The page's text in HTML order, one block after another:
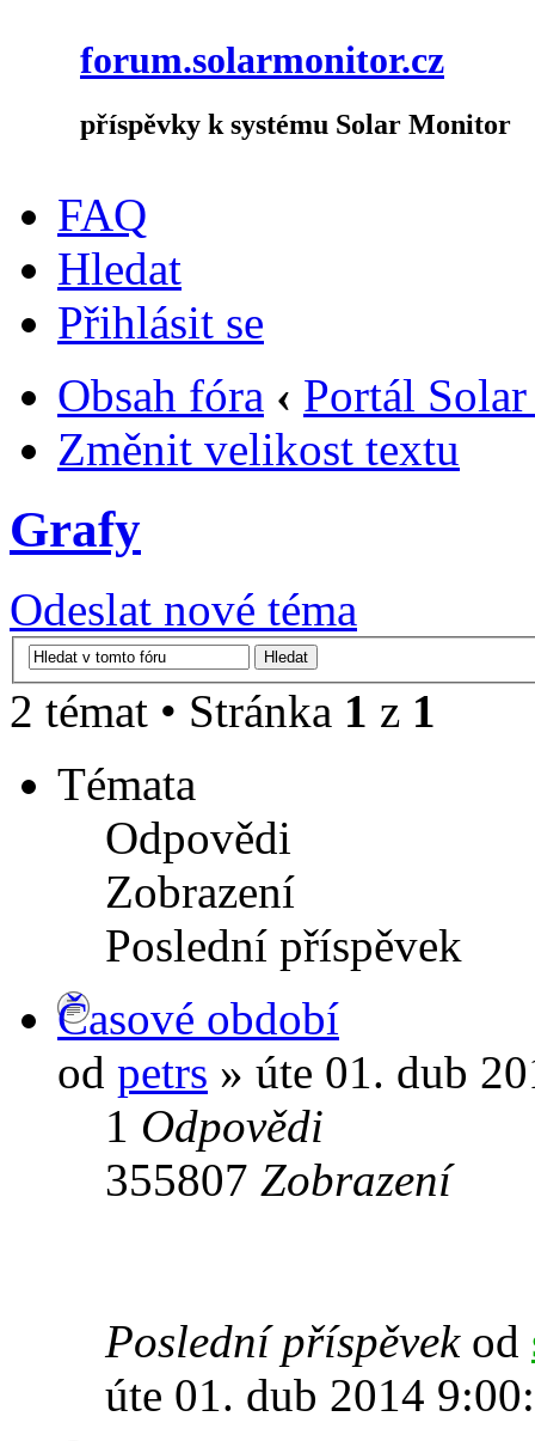
forum.solarmonitor.cz
příspěvky k systému Solar Monitor
FAQ
Hledat
Přihlásit se
Obsah fóra ‹ Portál
Změnit velikost textu
Grafy
Odeslat nové téma
2 témat • Stránka 1 z 1
Témata
Odpovědi
Zobrazení
Poslední příspěvek
Časové období
od petrs » úte 01. dub
1 Odpovědi
355807 Zobrazení
Poslední příspěvek od
úte 01. dub 2014